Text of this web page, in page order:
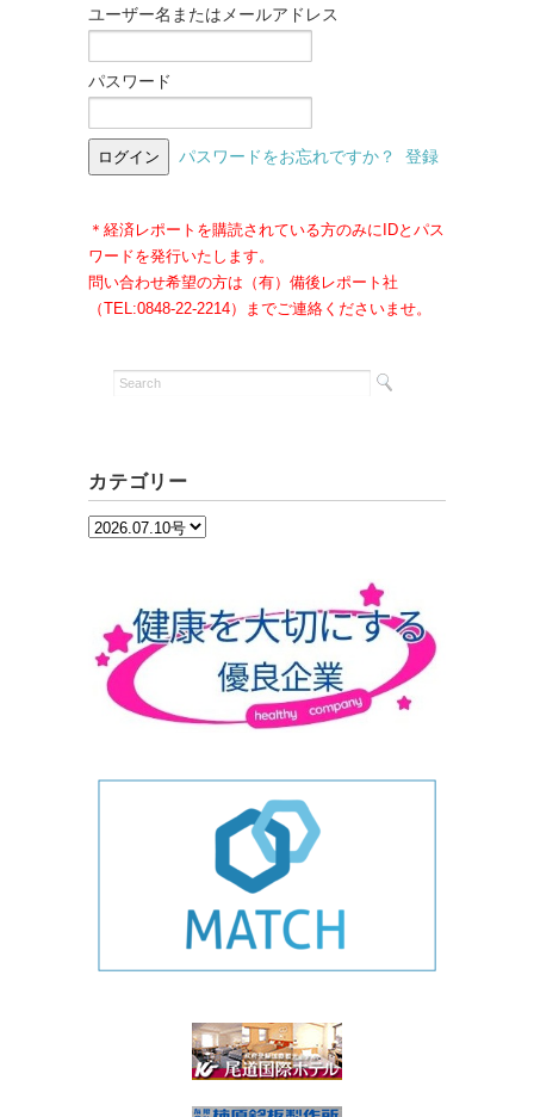
ユーザー名またはメールアドレス
パスワード
パスワードをお忘れですか？ 登録
＊経済レポートを購読されている方のみにIDとパス
ワードを発行いたします。
問い合わせ希望の方は（有）備後レポート社
（TEL:0848-22-2214）までご連絡くださいませ。
カテゴリー
カ
ー